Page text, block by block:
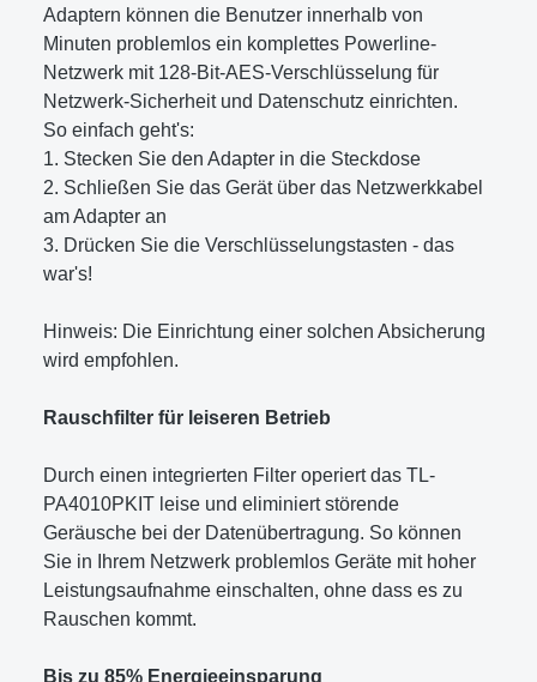
Adaptern können die Benutzer innerhalb von
Minuten problemlos ein komplettes Powerline-
Netzwerk mit 128-Bit-AES-Verschlüsselung für
Netzwerk-Sicherheit und Datenschutz einrichten.
So einfach geht's:
1. Stecken Sie den Adapter in die Steckdose
2. Schließen Sie das Gerät über das Netzwerkkabel
am Adapter an
3. Drücken Sie die Verschlüsselungstasten - das
war's!
Hinweis: Die Einrichtung einer solchen Absicherung
wird empfohlen.
Rauschfilter für leiseren Betrieb
Durch einen integrierten Filter operiert das TL-
PA4010PKIT leise und eliminiert störende
Geräusche bei der Datenübertragung. So können
Sie in Ihrem Netzwerk problemlos Geräte mit hoher
Leistungsaufnahme einschalten, ohne dass es zu
Rauschen kommt.
Bis zu 85% Energieeinsparung